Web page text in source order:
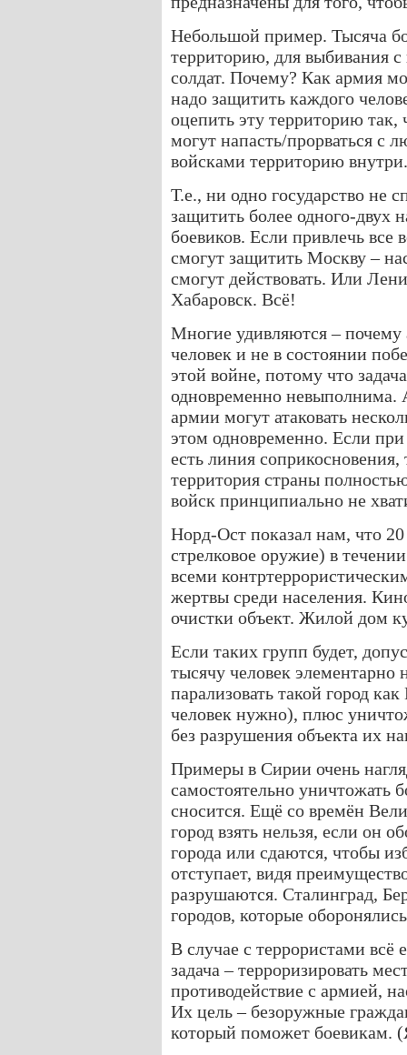
Небольшой пример. Тысяча
территорию, для выбивания
солдат. Почему? Как армия
надо защитить каждого
оцепить эту территорию так,
могут напасть/прорваться с
войсками территорию внутри.
Т.е., ни одно государство не
защитить более одного-двух
боевиков. Если привлечь
смогут защитить Москву –
смогут действовать. Или
Хабаровск. Всё!
Многие удивляются –
человек и не в состоянии
этой войне, потому что
одновременно невыполнима.
армии могут атаковать
этом одновременно. Если
есть линия
территория страны
войск принципиально не
Норд-Ост показал нам, что
стрелковое оружие) в
всеми
жертвы среди населения.
очистки объект. Жилой дом
Если таких групп будет,
тысячу человек элементарно
парализовать такой город
человек нужно), плюс
без разрушения объекта их
Примеры в Сирии очень
самостоятельно уничтожать
сносится. Ещё со времён
город взять нельзя, если он
города или сдаются, чтобы
отступает, видя
разрушаются. Сталинград,
городов, которые
В случае с террористами
задача – терроризировать
противодействие с армией,
Их цель – безоружные
который поможет боевикам.